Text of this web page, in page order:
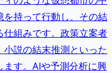
を持って行動し、その結
組みです。政策立案者
説の結末推測といった
す。AIや予測分析に興